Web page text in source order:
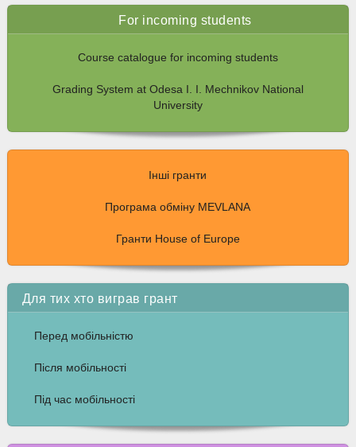
For incoming students
Course catalogue for incoming students
Grading System at Odesa I. I. Mechnikov National
University
Інші гранти
Програма обміну MEVLANA
Гранти House of Europe
Для тих хто виграв грант
Перед мобільністю
Після мобільності
Під час мобільності